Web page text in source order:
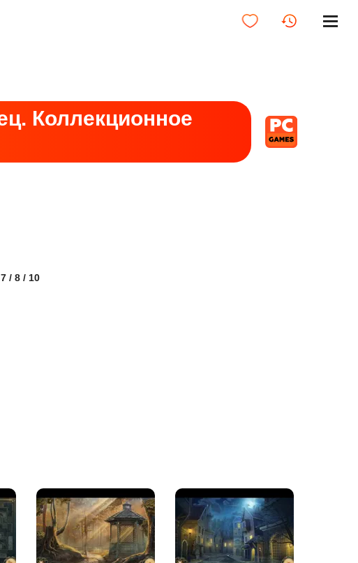
Коллекционное
/ 8 / 10